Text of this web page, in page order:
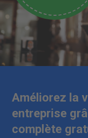
Améliorez la
entreprise
complète